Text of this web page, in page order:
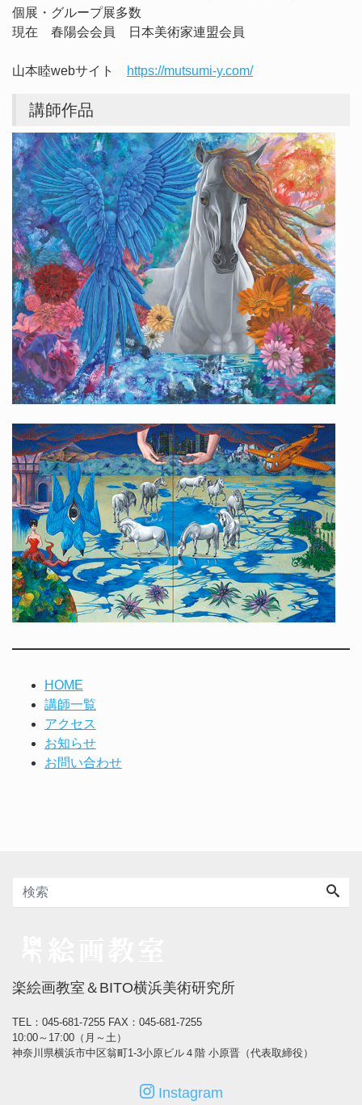
個展・グループ展多数
現在 春陽会会員 日本美術家連盟会員
山本睦webサイト https://mutsumi-y.com/
講師作品
HOME
講師一覧
アクセス
お知らせ
お問い合わせ
楽絵画教室＆BITO横浜美術研究所
TEL：045-681-7255 FAX：045-681-7255
10:00～17:00（月～土）
神奈川県横浜市中区翁町1-3小原ビル４階 小原晋（代表取締役）
Instagram